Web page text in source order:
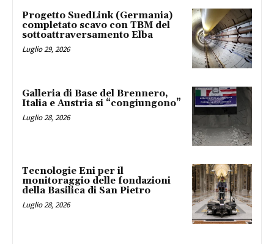
Progetto SuedLink (Germania)
completato scavo con TBM del
sottoattraversamento Elba
Luglio 29, 2026
Galleria di Base del Brennero,
Italia e Austria si “congiungono”
Luglio 28, 2026
Tecnologie Eni per il
monitoraggio delle fondazioni
della Basilica di San Pietro
Luglio 28, 2026